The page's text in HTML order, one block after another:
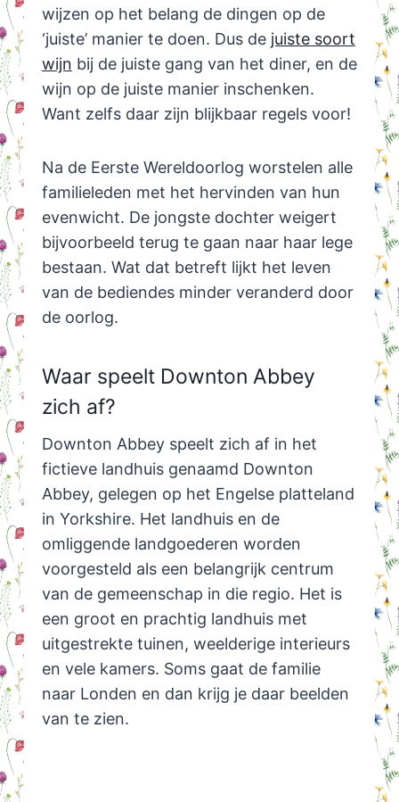
wijzen op het belang de dingen op de
‘juiste’ manier te doen. Dus de juiste soort
wijn bij de juiste gang van het diner, en de
wijn op de juiste manier inschenken.
Want zelfs daar zijn blijkbaar regels voor!
Na de Eerste Wereldoorlog worstelen alle
familieleden met het hervinden van hun
evenwicht. De jongste dochter weigert
bijvoorbeeld terug te gaan naar haar lege
bestaan. Wat dat betreft lijkt het leven
van de bediendes minder veranderd door
de oorlog.
Waar speelt Downton Abbey
zich af?
Downton Abbey speelt zich af in het
fictieve landhuis genaamd Downton
Abbey, gelegen op het Engelse platteland
in Yorkshire. Het landhuis en de
omliggende landgoederen worden
voorgesteld als een belangrijk centrum
van de gemeenschap in die regio. Het is
een groot en prachtig landhuis met
uitgestrekte tuinen, weelderige interieurs
en vele kamers. Soms gaat de familie
naar Londen en dan krijg je daar beelden
van te zien.